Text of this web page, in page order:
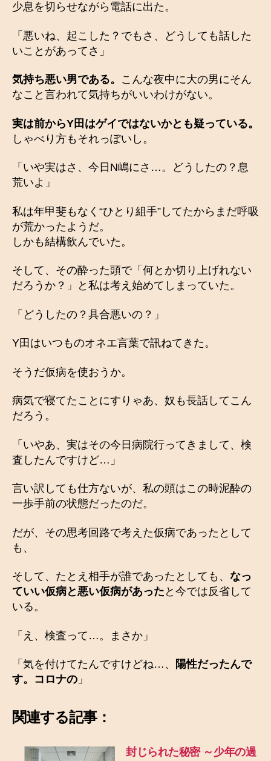
少息を切らせながら電話に出た。
「悪いね、起こした？でもさ、どうしても話した
いことがあってさ」
気持ち悪い男である。 こんな夜中に大の男にそん
なこと言われて気持ちがいいわけがない。
実は前からY田はゲイではないかとも疑っている。
しゃべり方もそれっぽいし。
「いや実はさ、今日N嶋にさ…。どうしたの？息
荒いよ」
私は年甲斐もなく“ひとり組手”してたからまだ呼吸
が荒かったようだ。
しかも結構飲んでいた。
そして、その酔った頭で「何とか切り上げれない
だろうか？」と私は考え始めてしまっていた。
「どうしたの？具合悪いの？」
Y田はいつものオネエ言葉で訊ねてきた。
そうだ仮病を使おうか。
病気で寝てたことにすりゃあ、奴も長話してこん
だろう。
「いやあ、実はその今日病院行ってきまして、検
査したんですけど…」
言い訳しても仕方ないが、私の頭はこの時泥酔の
一歩手前の状態だったのだ。
だが、その思考回路で考えた仮病であったとして
も、
そして、たとえ相手が誰であったとしても、 なっ
ていい仮病と悪い仮病があった と今では反省して
いる。
「え、検査って…。まさか」
「気を付けてたんですけどね…、 陽性だったんで
す。コロナの 」
関連する記事：
封じられた秘密 ～少年の過